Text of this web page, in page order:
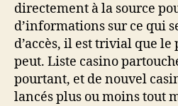
directement à la source
d’informations sur ce qui
d’accès, il est trivial que
peut. Liste casino
pourtant, et de nouvel
lancés plus ou moins tout